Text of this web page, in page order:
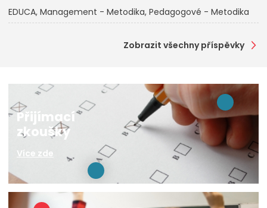
EDUCA Management - Metodika Pedagogové - Metodika
Zobrazit všechny příspěvky
Přijímací
zkoušky
Více zde